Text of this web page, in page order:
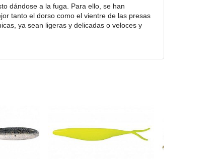
dándose a la fuga. Para ello, se han
tanto el dorso como el vientre de las presas
ya sean ligeras y delicadas o veloces y